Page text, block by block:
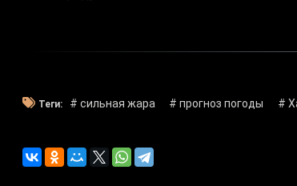
Теги: # сильная жара # прогноз погоды #